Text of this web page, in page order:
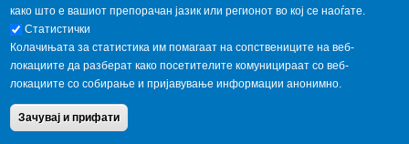
Copyright © 2013 Garnet All Rights Reserved. Designed by
како што е вашиот препорачан јазик или регионот во кој се наоѓате.
Статистички
Колачињата за статистика им помагаат на сопствениците на веб-
локациите да разберат како посетителите комуницираат со веб-
локациите со собирање и пријавување информации анонимно.
Зачувај и прифати